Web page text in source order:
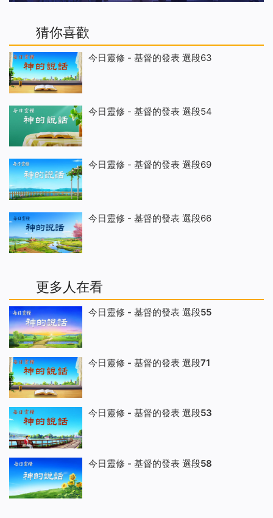
猜你喜歡
今日靈修 - 基督的發表 選段63
今日靈修 - 基督的發表 選段54
今日靈修 - 基督的發表 選段69
今日靈修 - 基督的發表 選段66
更多人在看
今日靈修 - 基督的發表 選段55
今日靈修 - 基督的發表 選段71
今日靈修 - 基督的發表 選段53
今日靈修 - 基督的發表 選段58